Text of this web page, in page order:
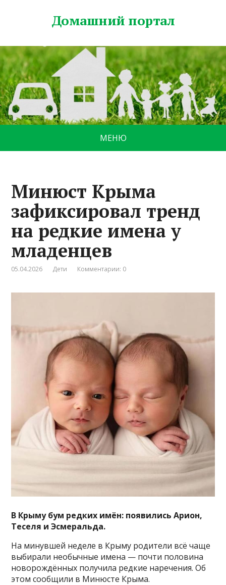
Домашний портал
МЕНЮ
Минюст Крыма
зафиксировал тренд
на редкие имена у
младенцев
05.04.2026 Дети Комментарии: 0
В Крыму бум редких имён: появились Арион,
Теселя и Эсмеральда.
На минувшей неделе в Крыму родители всё чаще
выбирали необычные имена — почти половина
новорождённых получила редкие наречения. Об
этом сообщили в Минюсте Крыма.